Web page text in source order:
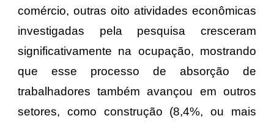
comércio, outras oito atividades econômicas
investigadas pela pesquisa cresceram
significativamente na ocupação, mostrando
que esse processo de absorção de
trabalhadores também avançou em outros
setores, como construção (8,4%, ou mais